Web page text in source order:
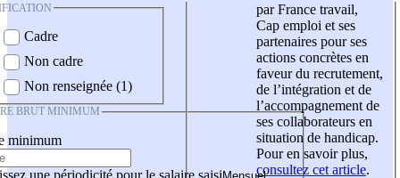
Cadre
Non cadre
Non renseignée (1)
BRUT MINIMUM
minimum
une périodicité pour le salaire saisi
par France travail,
Cap emploi et ses
partenaires pour ses
actions concrètes en
faveur du recrutement,
de l’intégration et de
l’accompagnement de
ses collaborateurs en
situation de handicap.
Pour en savoir plus,
consultez cet article.